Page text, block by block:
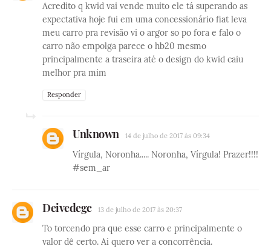
Acredito q kwid vai vende muito ele tá superando as
expectativa hoje fui em uma concessionário fiat leva
meu carro pra revisão vi o argor so po fora e falo o
carro não empolga parece o hb20 mesmo
principalmente a traseira até o design do kwid caiu
melhor pra mim
Responder
Unknown 14 de julho de 2017 às 09:34
Vírgula, Noronha..... Noronha, Vírgula! Prazer!!!!
#sem_ar
Deivedegc 13 de julho de 2017 às 20:37
To torcendo pra que esse carro e principalmente o
valor dê certo. Ai quero ver a concorrência.